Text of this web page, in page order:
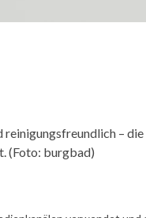
reinigungsfreundlich –
(Foto: burgbad)